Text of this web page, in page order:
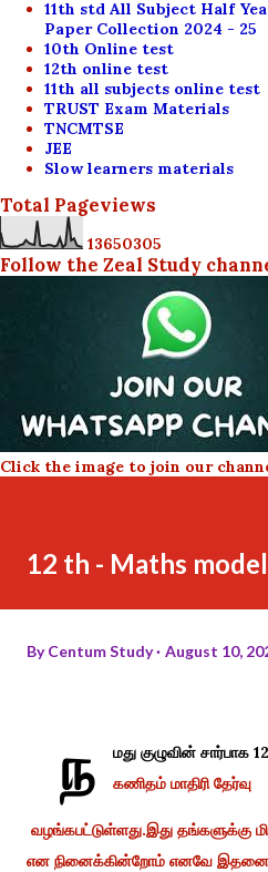
11th std All Subject Half
Paper Collection 2024 - 25
10th Online test
12th online test
11th all subjects online test
TRUST Exam Materials
TNCMTSE
JEE
Slow learners materials
Total Pageviews
13650305
Follow the Zeal Study
Click the image to join our
12 th - Maths
ByCentum Study August 10,
ந
மது குழுவின் சார்பாக
கணிதம் மாதிரி தேர்வு
வழங்கபட்டுள்ளது.இது தங்களுக்கு
என நினைக்கின்றோம் எனவே இதனை